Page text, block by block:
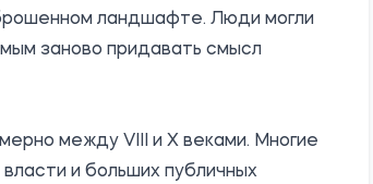
ландшафте. Люди могли
заново придавать смысл
между VIII и X веками. Многие
и больших публичных